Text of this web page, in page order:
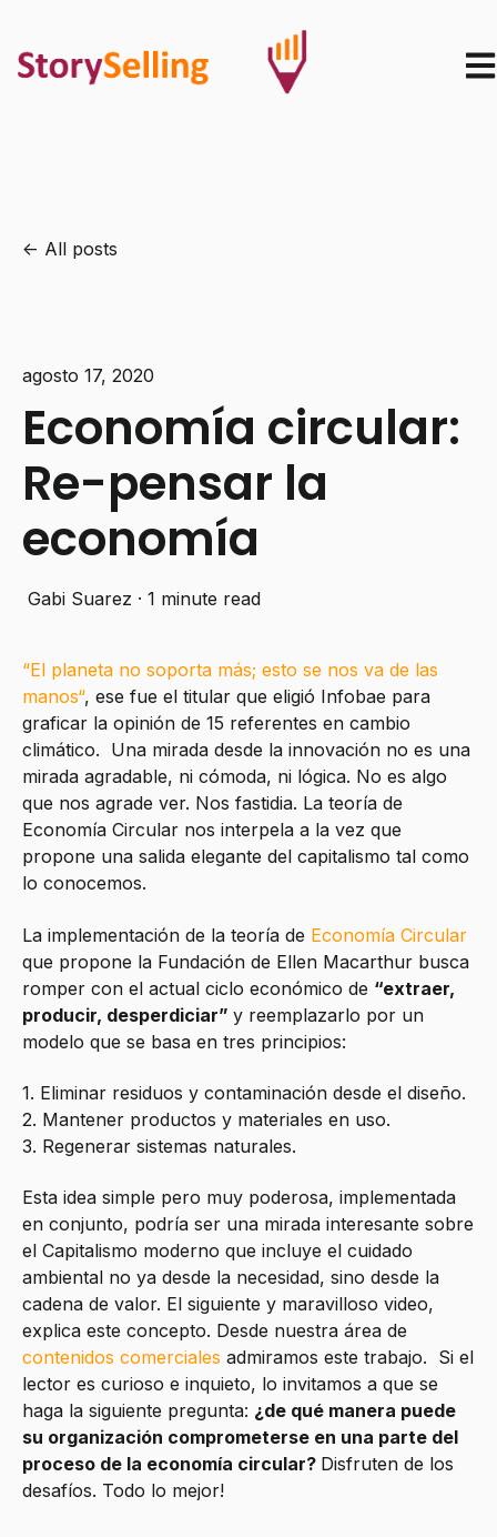
All posts
agosto 17, 2020
Economía circular:
Re-pensar la
economía
Gabi Suarez · 1 minute read
“El planeta no soporta más; esto se nos va de las
manos“, ese fue el titular que eligió Infobae para
graficar la opinión de 15 referentes en cambio
climático. Una mirada desde la innovación no es una
mirada agradable, ni cómoda, ni lógica. No es algo
que nos agrade ver. Nos fastidia. La teoría de
Economía Circular nos interpela a la vez que
propone una salida elegante del capitalismo tal como
lo conocemos.
La implementación de la teoría de Economía Circular
que propone la Fundación de Ellen Macarthur busca
romper con el actual ciclo económico de “extraer,
producir, desperdiciar” y reemplazarlo por un
modelo que se basa en tres principios:
1. Eliminar residuos y contaminación desde el diseño.
2. Mantener productos y materiales en uso.
3. Regenerar sistemas naturales.
Esta idea simple pero muy poderosa, implementada
en conjunto, podría ser una mirada interesante sobre
el Capitalismo moderno que incluye el cuidado
ambiental no ya desde la necesidad, sino desde la
cadena de valor. El siguiente y maravilloso video,
explica este concepto. Desde nuestra área de
contenidos comerciales admiramos este trabajo. Si el
lector es curioso e inquieto, lo invitamos a que se
haga la siguiente pregunta: ¿de qué manera puede
su organización comprometerse en una parte del
proceso de la economía circular? Disfruten de los
desafíos. Todo lo mejor!